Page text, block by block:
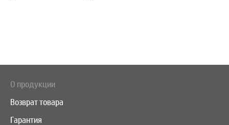
О продукции
Возврат товара
Гарантия